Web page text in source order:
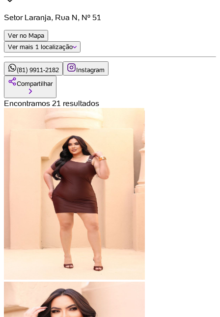
Setor Laranja, Rua N, Nº 51
Ver no Mapa
Ver mais 1 localização
(81) 9911-2182
Instagram
Compartilhar
Encontramos 21 resultados